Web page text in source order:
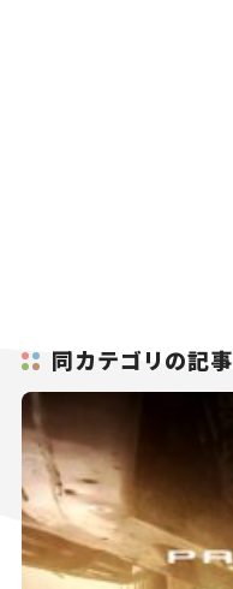
同カテゴリの記事